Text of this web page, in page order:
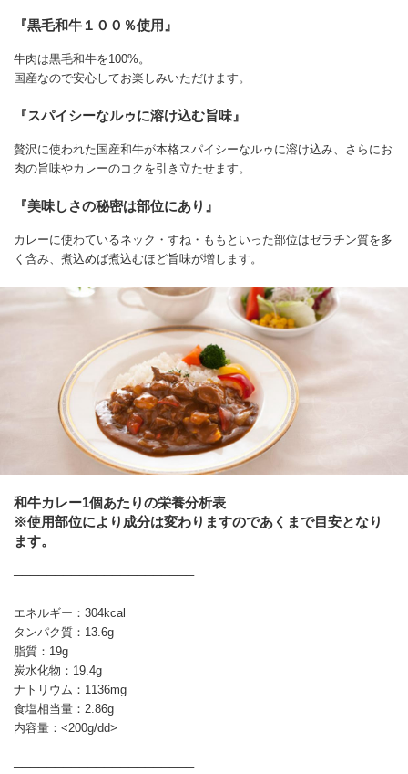
『黒毛和牛１００％使用』
牛肉は黒毛和牛を100%。
国産なので安心してお楽しみいただけます。
『スパイシーなルゥに溶け込む旨味』
贅沢に使われた国産和牛が本格スパイシーなルゥに溶け込み、さらにお
肉の旨味やカレーのコクを引き立たせます。
『美味しさの秘密は部位にあり』
カレーに使わているネック・すね・ももといった部位はゼラチン質を多
く含み、煮込めば煮込むほど旨味が増します。
和牛カレー1個あたりの栄養分析表
※使用部位により成分は変わりますのであくまで目安となり
ます。
──────────────────────
エネルギー：304kcal
タンパク質：13.6g
脂質：19g
炭水化物：19.4g
ナトリウム：1136mg
食塩相当量：2.86g
内容量：<200g/dd>
──────────────────────